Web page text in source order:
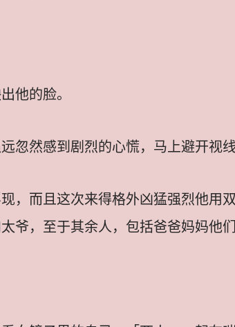
他的脸。
忽然感到剧烈的心慌，马上避开视线
，而且这次来得格外凶猛强烈他用
爷，至于其余人，包括爸爸妈妈他